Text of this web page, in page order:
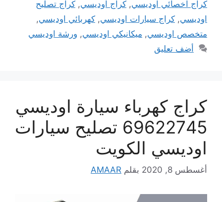
كراج اخصائي اوديسي, كراج اوديسي, كراج تصليح
اوديسي, كراج سيارات اوديسي, كهربائي اوديسي,
متخصص اوديسي, ميكانيكي اوديسي, ورشة اوديسي
أضف تعليق
كراج كهرباء سيارة اوديسي
69622745 تصليح سيارات
اوديسي الكويت
أغسطس 8, 2020 بقلم AMAAR